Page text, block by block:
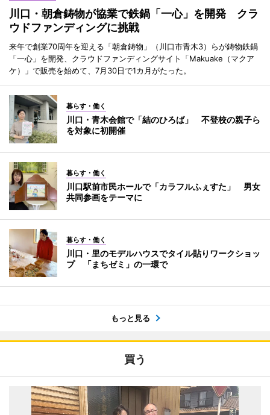
川口・朝倉鋳物が協業で鉄鍋「一心」を開発 クラ
ウドファンディングに挑戦
来年で創業70周年を迎える「朝倉鋳物」（川口市青木3）らが鋳物鉄鍋
「一心」を開発、クラウドファンディングサイト「Makuake（マクア
ケ）」で販売を始めて、7月30日で1カ月がたった。
暮らす・働く
川口・青木会館で「結のひろば」 不登校の親子ら
を対象に初開催
暮らす・働く
川口駅前市民ホールで「カラフルふぇすた」 男女
共同参画をテーマに
暮らす・働く
川口・里のモデルハウスでタイル貼りワークショッ
プ 「まちゼミ」の一環で
もっと見る
買う